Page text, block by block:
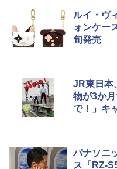
￥1,540
[キャン
広げ
イド
￥-
￥1,180
電動
保護
￥7,884
ルイ・ヴ
ォンケー
旬発売
JR東日本
物が3か
で！」キ
パナソニ
ス「RZ-